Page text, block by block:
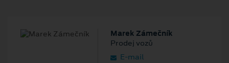
Marek Zámečník
Prodej vozů
E‑mail